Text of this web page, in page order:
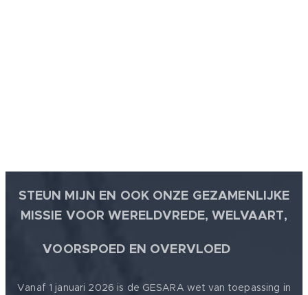
STEUN MIJN EN OOK ONZE GEZAMENLIJKE
MISSIE VOOR WERELDVREDE, WELVAART,
VOORSPOED EN OVERVLOED
Vanaf 1 januari 2026 is de GESARA wet van toepassing in